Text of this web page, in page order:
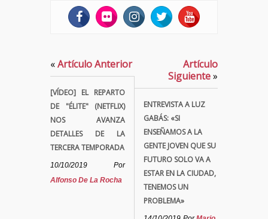
«Artículo Anterior
[VÍDEO] EL REPARTO
DE "ÉLITE" (NETFLIX)
NOS AVANZA
DETALLES DE LA
TERCERA TEMPORADA
10/10/2019
Por
Alfonso De La Rocha
Artículo
Siguiente»
ENTREVISTA A LUZ
GABÁS: «SI
ENSEÑAMOS A LA
GENTE JOVEN QUE SU
FUTURO SOLO VA A
ESTAR EN LA CIUDAD,
TENEMOS UN
PROBLEMA»